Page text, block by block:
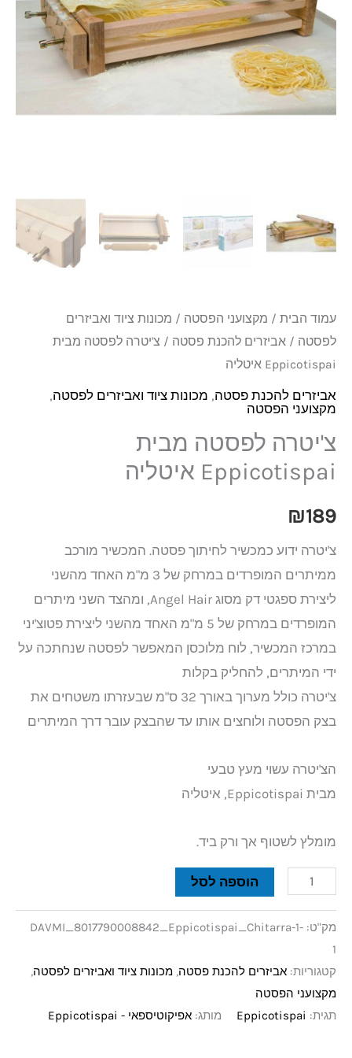
עמוד הבית / מקצועני הפסטה / מכונות ציוד ואביזרים
לפסטה / אביזרים להכנת פסטה / צ'יטרה לפסטה מבית
Eppicotispai איטליה
אביזרים להכנת פסטה, מכונות ציוד ואביזרים לפסטה,
מקצועני הפסטה
צ'יטרה לפסטה מבית
Eppicotispai איטליה
₪189
צ'יטרה ידוע כמכשיר לחיתוך פסטה. המכשיר מורכב
ממיתרים המופרדים במרחק של 3 מ"מ האחד מהשני
ליצירת ספגטי דק מסוג Angel Hair, ומהצד השני מיתרים
המופרדים במרחק של 5 מ"מ האחד מהשני ליצירת פטוצ'יני
במרכז המכשיר, לוח מלוכסן המאפשר לפסטה שנחתכה על
ידי המיתרים, להחליק בקלות
צ'יטרה כולל מערוך באורך 32 ס"מ שבעזרתו משטחים את
בצק הפסטה ולוחצים אותו עד שהבצק עובר דרך המיתרים
הצ'יטרה עשוי מעץ טבעי
מבית Eppicotispai, איטליה
מומלץ לשטוף אך ורק ביד.
Eppicotispai
איטליה
הוספה לסל
מק"ט: DAVMI_8017790008842_Eppicotispai_Chitarra-1-
1
קטגוריות: אביזרים להכנת פסטה, מכונות ציוד ואביזרים לפסטה,
מקצועני הפסטה
תגית: Eppicotispai מותג: אפיקוטיספאי - Eppicotispai